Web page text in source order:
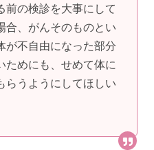
前の検診を大事にして
合、がんそのものとい
が不自由になった部分
ためにも、せめて体に
らうようにしてほしい